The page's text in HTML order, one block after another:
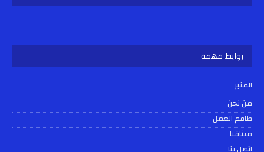
روابط مهمة
المنبر
من نحن
طاقم العمل
ميثاقنا
اتصل بنا